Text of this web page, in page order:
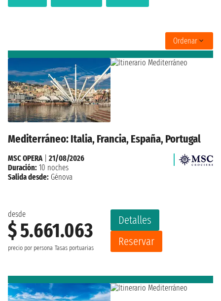
Ordenar
Mediterráneo: Italia, Francia, España, Portugal
desde
$ 5.661.063
precio por persona Tasas portuarias
Detalles
Reservar
MSC OPERA
21/08/2026
Duración: 10 noches
Salida desde: Génova